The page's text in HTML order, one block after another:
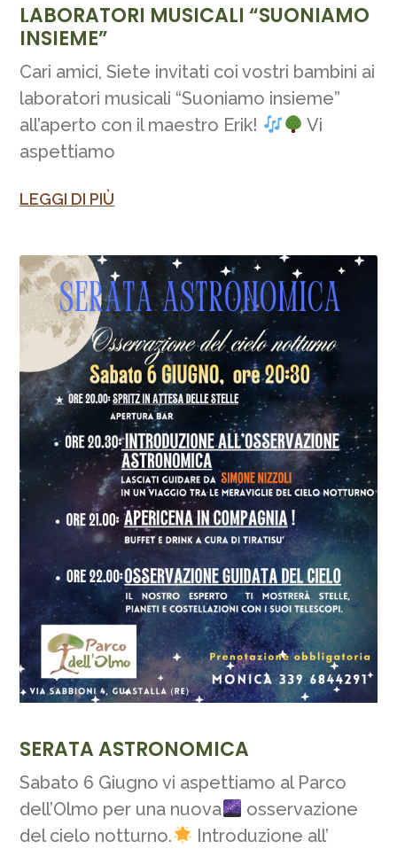
LABORATORI MUSICALI “SUONIAMO
INSIEME”
Cari amici, Siete invitati coi vostri bambini ai
laboratori musicali “Suoniamo insieme”
all’aperto con il maestro Erik!
Vi
aspettiamo
LEGGI DI PIÙ
SERATA ASTRONOMICA
Sabato 6 Giugno vi aspettiamo al Parco
dell’Olmo per una nuova
osservazione
del cielo notturno.
Introduzione all’